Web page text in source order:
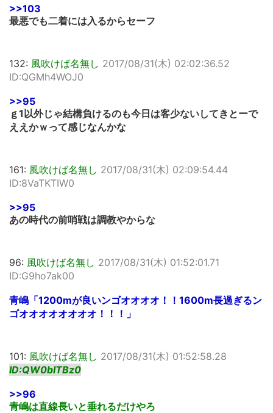
>>103
最悪でも二着には入るからセーフ
132: 風吹けば名無し 2017/08/31(木) 02:02:36.52
ID:QGMh4WOJ0
>>95
ｇ1以外じゃ結構負けるのも今日は客少ないしてきとーで
ええかｗって感じなんかな
161: 風吹けば名無し 2017/08/31(木) 02:09:54.44
ID:8VaTKTIW0
>>95
あの時代の前哨戦は調教やからな
96: 風吹けば名無し 2017/08/31(木) 01:52:01.71
ID:G9ho7ak00
青嶋「1200mが良いンゴオオオオ！！1600m長過ぎるン
ゴオオオオオオオオ！！！」
101: 風吹けば名無し 2017/08/31(木) 01:52:58.28
ID:QW0bITBz0
>>96
青嶋は直線長いと垂れるだけやろ